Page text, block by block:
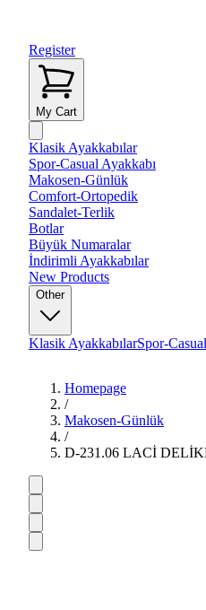
Register
My Cart
Klasik Ayakkabılar
Spor-Casual Ayakkabı
Makosen-Günlük
Comfort-Ortopedik
Sandalet-Terlik
Botlar
Büyük Numaralar
İndirimli Ayakkabılar
New Products
Other
Klasik AyakkabılarSpor-
Homepage
/
Makosen-Günlük
/
D-231.06 LACİ